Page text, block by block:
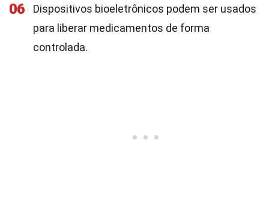
06
Dispositivos bioeletrônicos podem ser usados
para liberar medicamentos de forma
controlada.